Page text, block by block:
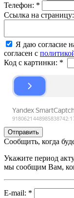
Телефон: *
Ссылка на страницу:
Я даю согласие
согласен с
Код с картинки: *
Сообщить, когда
Укажите период
мы сообщим Вам,
E-mail: *